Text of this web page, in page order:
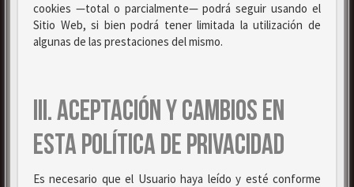
cookies —total o parcialmente— podrá seguir usando el
Sitio Web, si bien podrá tener limitada la utilización de
algunas de las prestaciones del mismo.
III. ACEPTACIÓN Y CAMBIOS EN
ESTA POLÍTICA DE PRIVACIDAD
Es necesario que el Usuario haya leído y esté conforme